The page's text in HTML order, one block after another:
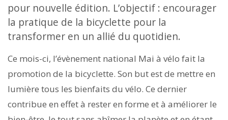
pour nouvelle édition. L’objectif : encourager
la pratique de la bicyclette pour la
transformer en un allié du quotidien.
Ce mois-ci, l’évènement national Mai à vélo fait la
promotion de la bicyclette. Son but est de mettre en
lumière tous les bienfaits du vélo. Ce dernier
contribue en effet à rester en forme et à améliorer le